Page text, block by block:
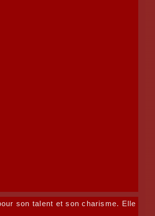
son talent et son charisme. Elle